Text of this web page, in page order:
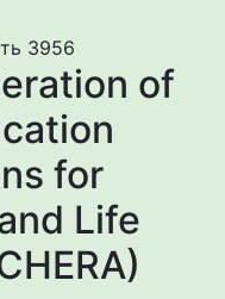
3956
of
for
Life